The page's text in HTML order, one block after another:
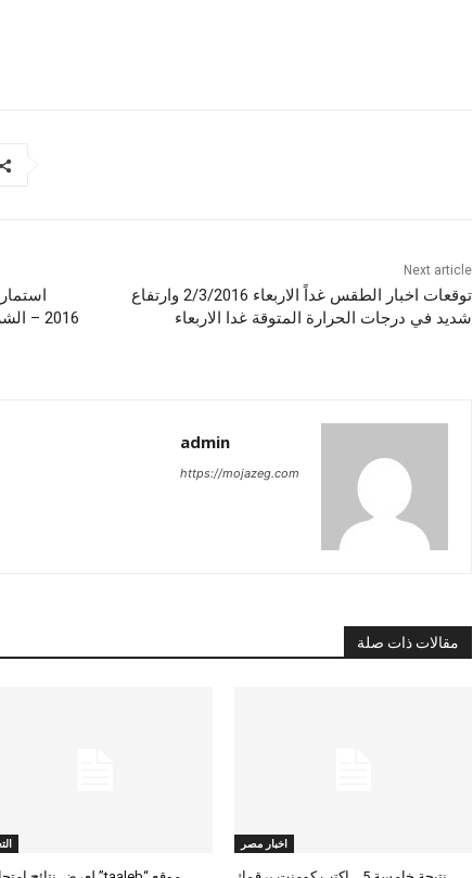
2016
Next article
توقعات اخبار الطقس غداً الاربعاء 2/3/2016 وارتفاع
شديد في درجات الحرارة المتوقة غدا الاربعاء
admin
https://mojazeg.com
مقالات ذات صلة
اخبار مصر